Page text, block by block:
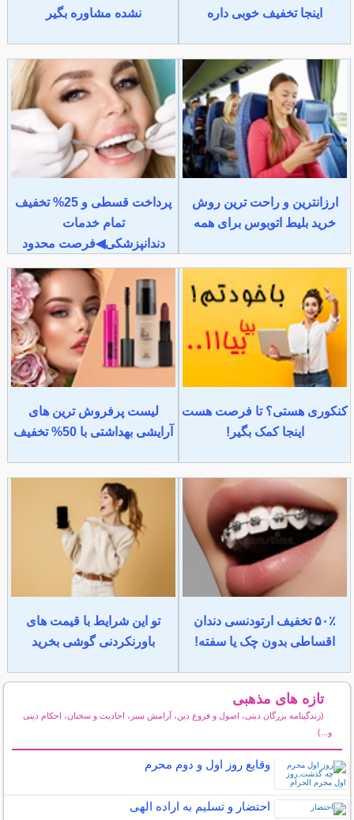
اینجا تخفیف خوبی داره
نشده مشاوره بگیر
ارزانترین و راحت ترین روش
خرید بلیط اتوبوس برای همه
پرداخت قسطی و 25% تخفیف
تمام خدمات
دندانپزشکی◀فرصت محدود
کنکوری هستی؟ تا فرصت هست
اینجا کمک بگیر!
لیست پرفروش ترین های
آرایشی بهداشتی با 50% تخفیف
۵۰٪ تخفیف ارتودنسی دندان
اقساطی بدون چک یا سفته!
تو این شرایط با قیمت های
باورنکردنی گوشی بخرید
تازه های مذهبی
(زندگینامه بزرگان دینی، اصول و فروع دین، آرامش سبز، احادیث و سخنان، احکام دینی
و...)
وقایع روز اول و دوم محرم
احتضار و تسلیم به اراده الهی